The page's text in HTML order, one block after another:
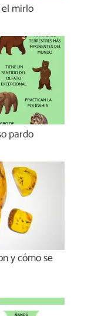
mirlo
pardo
y cómo se